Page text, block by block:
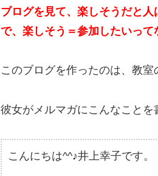
ブログを見て、楽しそうだと
で、楽しそう＝参加したいって
このブログを作ったのは、教室
彼女がメルマガにこんなことを
こんにちは^^♪井上幸子です。